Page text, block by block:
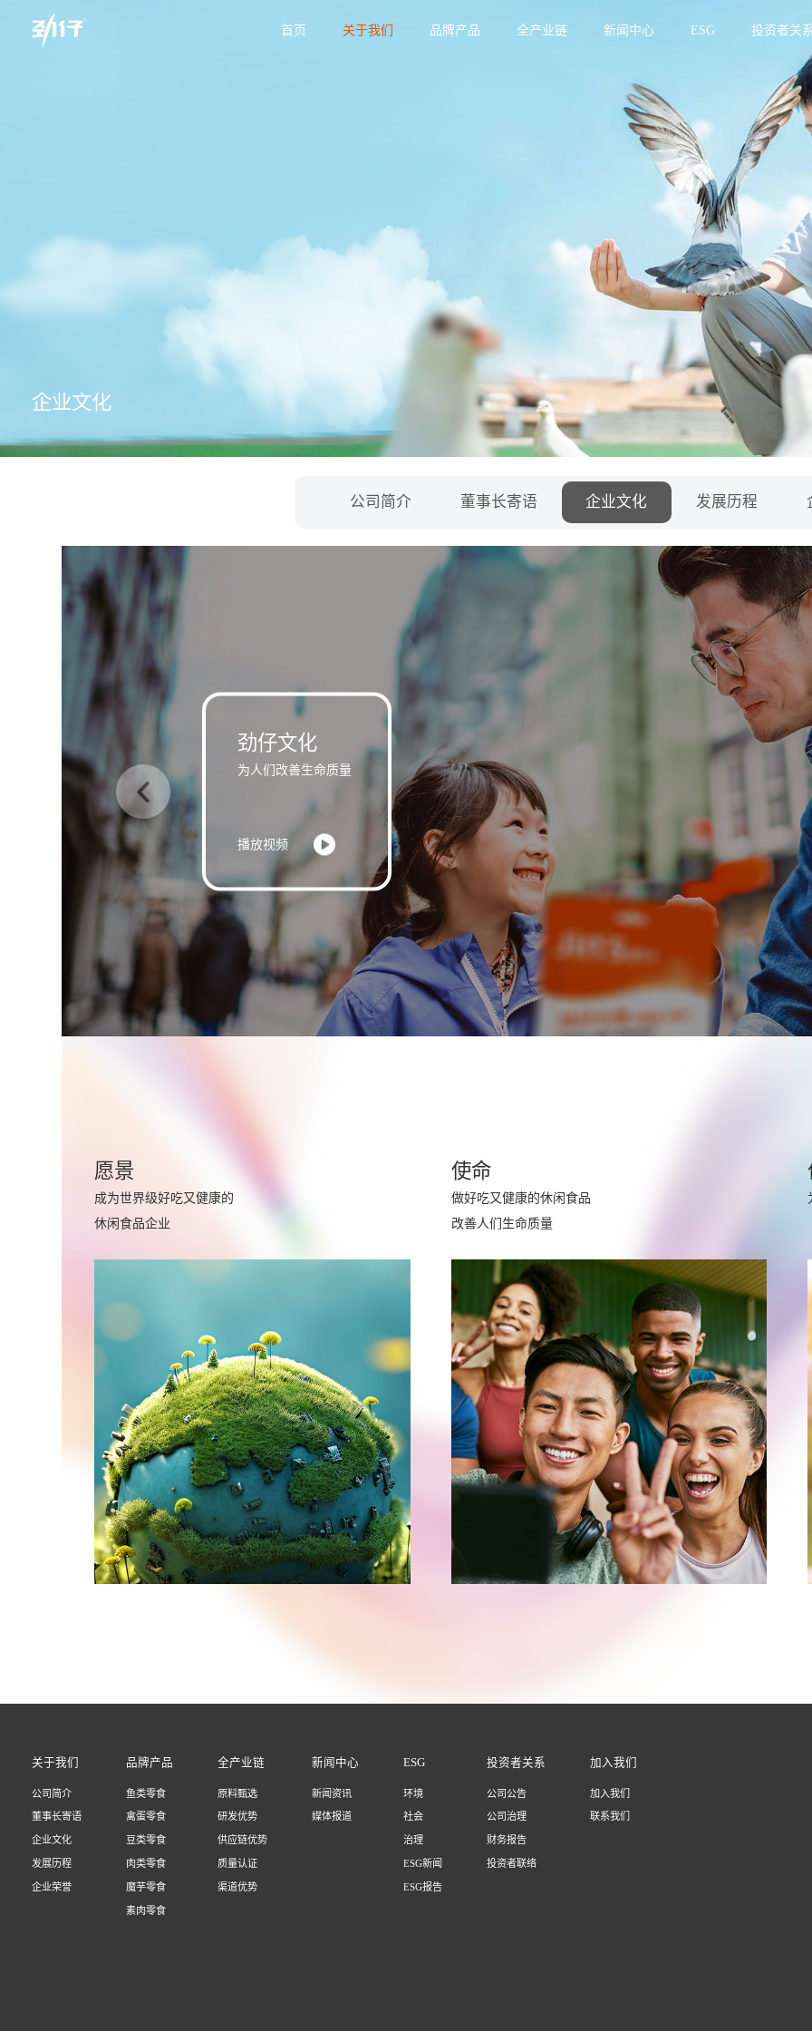
首页 关于我们 品牌产品 全产业链 新闻中心 ESG 投资者关
企业文化
公司简介 董事长寄语 企业文化 发展历程
劲仔文化
为人们改善生命质量
播放视频
愿景
成为世界级好吃又健康的
休闲食品企业
使命
做好吃又健康的休闲食品
改善人们生命质量
关于我们
公司简介
董事长寄语
企业文化
发展历程
企业荣誉
品牌产品
鱼类零食
禽蛋零食
豆类零食
肉类零食
魔芋零食
素肉零食
全产业链
原料甄选
研发优势
供应链优势
质量认证
渠道优势
新闻中心
新闻资讯
媒体报道
ESG
环境
社会
治理
ESG新闻
ESG报告
投资者关系
公司公告
公司治理
财务报告
投资者联络
加入我们
加入我们
联系我们